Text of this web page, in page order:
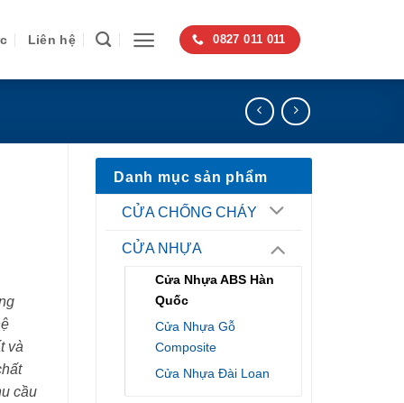
Liên hệ 0827 011 011
Danh mục sản phẩm
CỬA CHỐNG CHÁY
CỬA NHỰA
Cửa Nhựa ABS Hàn
Quốc
Cửa Nhựa Gỗ
Composite
Cửa Nhựa Đài Loan
và
cầu